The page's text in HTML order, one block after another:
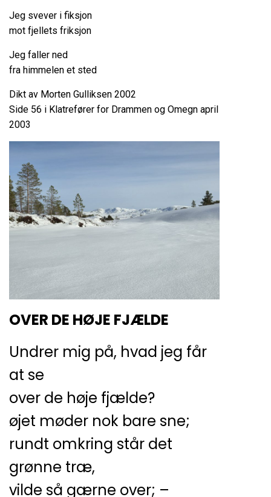
Jeg svever i fiksjon
mot fjellets friksjon
Jeg faller ned
fra himmelen et sted
Dikt av Morten Gulliksen 2002
Side 56 i Klatrefører for Drammen og Omegn april
2003
OVER DE HØJE FJÆLDE
Undrer mig på, hvad jeg får
at se
over de høje fjælde?
øjet møder nok bare sne;
rundt omkring står det
grønne træ,
vilde så gærne over; –